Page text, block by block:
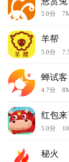
5.0分
羊帮
5.0分
蝉试客
4.7分
红包来
5.0分
秘火